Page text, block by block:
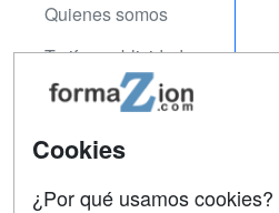
Quienes somos
Tarifas publicidad
Acceso Usuarios
Acceso Centros
Cookies
¿Por qué usamos cookies?